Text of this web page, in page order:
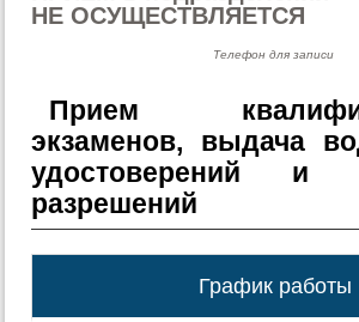
НЕ ОСУЩЕСТВЛЯЕТСЯ
Телефон для записи
Прием
экзаменов, выдача
удостоверений и
разрешений
График работы